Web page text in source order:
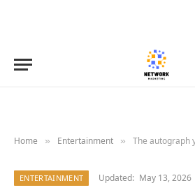
Home » Entertainment » The autograph you treasure may NOT be a
ENTERTAINMENT Updated: May 13, 2026